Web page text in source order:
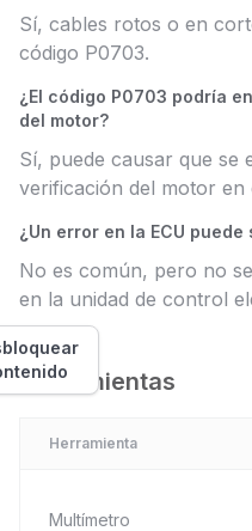
Sí, cables rotos o en
código P0703.
¿El código P0703 podría
del motor?
Sí, puede causar que se
verificación del motor en
¿Un error en la ECU
No es común, pero no
en la unidad de control
Herramientas
Herramienta
Multímetro